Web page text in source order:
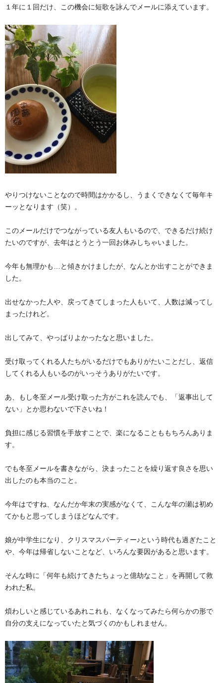
１年に１回だけ、この機会に短歌を詠んでメールに添えています。
やりつけないことなので時間はかかるし、うまくできなくて毎年キ
ーッとなります（笑）。
このメールだけでつながっている友人もいるので、できるだけ続け
たいのですが、去年はとうとう一回お休みしちゃいました。
今年も無理かも…と傾きかけましたが、なんとか出すことができま
した。
出せなかった人や、戻ってきてしまった人もいて、人数は減ってし
まったけれど。
出してみて、やっぱりよかったなと思いました。
受け取ってくれる人たちがいるだけでもありがたいことだし、返信
してくれる人もいるのがいっそうありがたいです。
あ、もし冬至メール受け取った方がこれを読んでも、「返事出して
ない」とか思わないで下さいね！
負担に感じる習慣を手放すことで、楽になることももちろんありま
す。
でも冬至メールを書きながら、決まったことを繰り返す良さを思い
出したのも本当のこと。
今年はですね、なんだか年末の実感がなくて、こんな年の瀬は初め
てかもと思ってしまうほどなんです。
娘が中学生になり、クリスマスパーティー♪という時代も過ぎたこと
や、今年は帰省しないことなど、いろんな要因があると思います。
そんな時に「何年も続けてきたちょっと億劫なこと」を再開して救
われた私。
煩わしいと感じているあれこれも、なくなってみたら何らかの形で
自分の支えになっていたと気づくのかもしれません。